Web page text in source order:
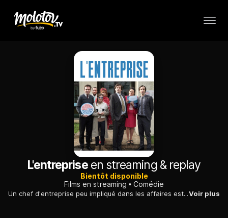
L'entrepriseen streaming & replay
Bientôt disponible
Films en streaming
Comédie
Un chef d'entreprise peu impliqué dans les affaires est bousculé par ses employés quand la perspective d'un gros contrat avec des américains se profile...Voir plus